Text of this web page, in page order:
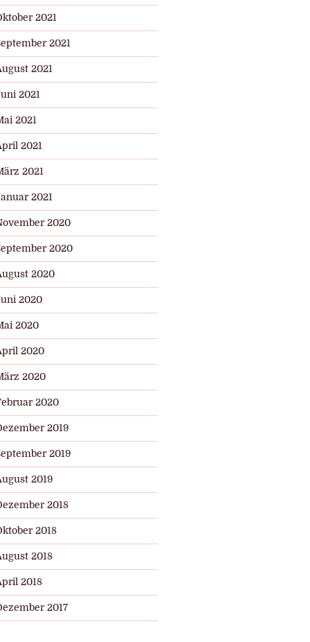
2021
2021
2021
2021
2021
2021
2021
2021
2020
2020
2020
2020
2020
2020
2020
2020
2019
2019
2019
2018
2018
2018
2018
2017